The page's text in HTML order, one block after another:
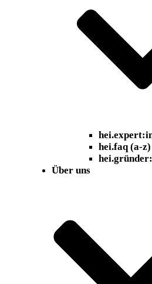
hei.faq (a-z)
Über uns